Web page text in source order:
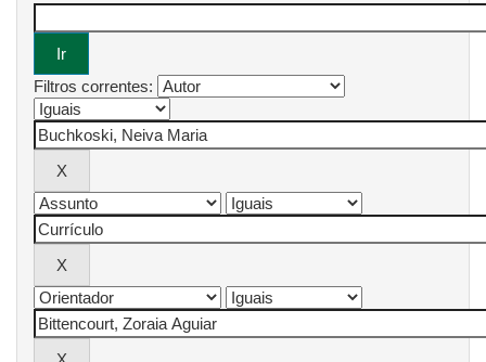
Filtros correntes: